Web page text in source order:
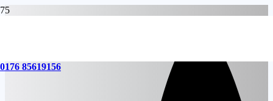
0176 85619156